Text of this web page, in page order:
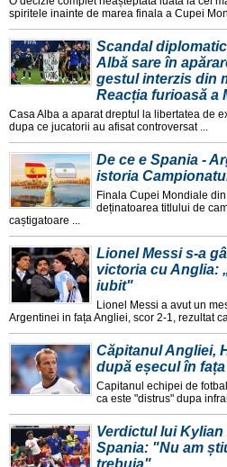
spiritele inainte de marea finala a Cupei
Scandal
Albă sare în
gestul interzis din
Reacția furioasă a
Casa Alba a aparat dreptul la libertatea de
dupa ce jucatorii au afisat controversat ...
De ce e Spania -
istoria
Finala Cupei Mondiale
deținatoarea titlului de
caștigatoare ...
Lionel Messi s-a
victoria cu Anglia:
iubit"
Lionel Messi a avut un
Argentinei in fața Angliei, scor 2-1, rezultat
Căpitanul Angliei,
după eșecul în
Capitanul echipei de
ca este "distrus" dupa
Verdictul lui
Spania: "Nu am
trebuia"